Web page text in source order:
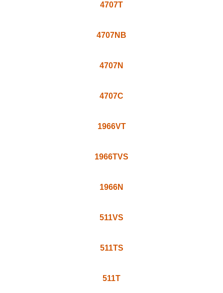
4707T
4707NB
4707N
4707C
1966VT
1966TVS
1966N
511VS
511TS
511T